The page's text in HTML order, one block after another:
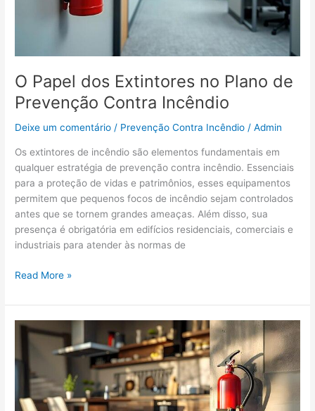
O Papel dos Extintores no Plano de
Prevenção Contra Incêndio
Deixe um comentário / Prevenção Contra Incêndio /Admin
Os extintores de incêndio são elementos fundamentais em
qualquer estratégia de prevenção contra incêndio. Essenciais
para a proteção de vidas e patrimônios, esses equipamentos
permitem que pequenos focos de incêndio sejam controlados
antes que se tornem grandes ameaças. Além disso, sua
presença é obrigatória em edifícios residenciais, comerciais e
industriais para atender às normas de
Read More »
Prevenção
Incêndio:
Dicas
Essenciais
para